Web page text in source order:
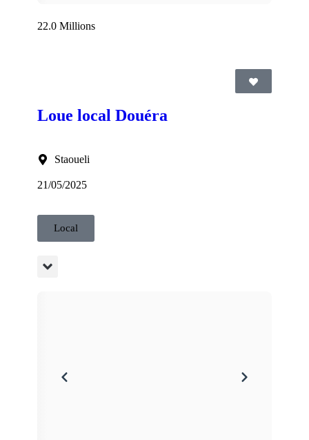
22.0 Millions
Loue local Douéra
Staoueli
21/05/2025
Local